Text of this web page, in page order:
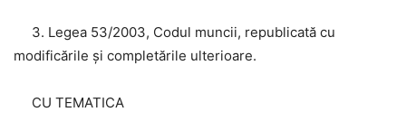
3. Legea 53/2003, Codul muncii, republicată cu
modificările și completările ulterioare.
CU TEMATICA